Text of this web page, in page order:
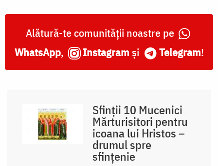
Alătură-te comunității noastre pe
WhatsApp, Instagram și Telegram!
Sfinții 10 Mucenici
Mărturisitori pentru
icoana lui Hristos –
drumul spre
sfințenie